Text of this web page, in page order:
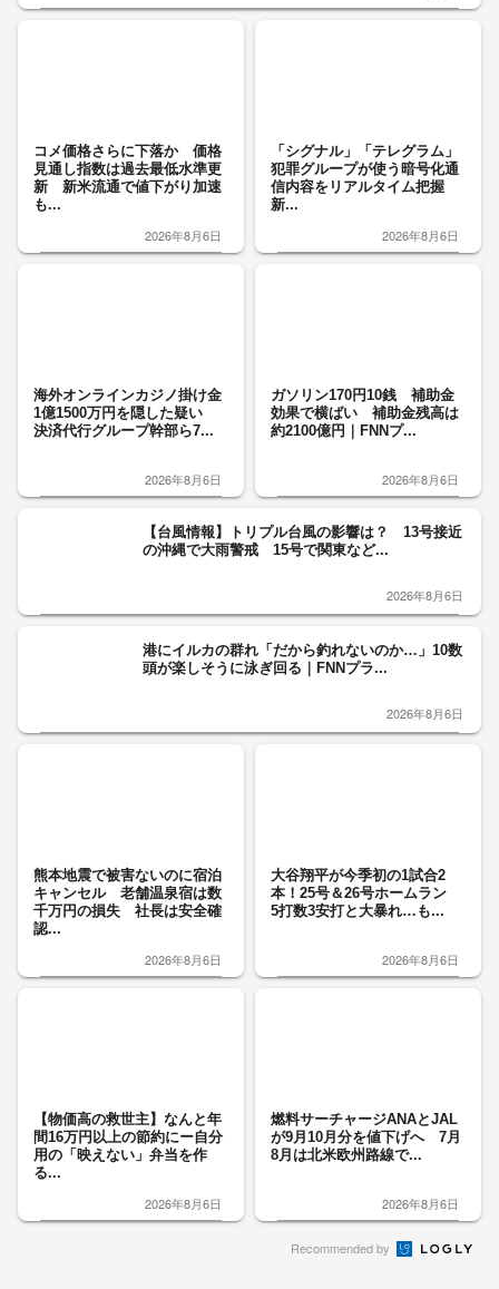
コメ価格さらに下落か 価格
見通し指数は過去最低水準更
新 新米流通で値下がり加速
も...
2026年8月6日
「シグナル」「テレグラム」
犯罪グループが使う暗号化通
信内容をリアルタイム把握
新...
2026年8月6日
海外オンラインカジノ掛け金
1億1500万円を隠した疑い
決済代行グループ幹部ら7...
2026年8月6日
ガソリン170円10銭 補助金
効果で横ばい 補助金残高は
約2100億円｜FNNプ...
2026年8月6日
【台風情報】トリプル台風の影響は？ 13号接近
の沖縄で大雨警戒 15号で関東など...
2026年8月6日
港にイルカの群れ「だから釣れないのか…」10数
頭が楽しそうに泳ぎ回る｜FNNプラ...
2026年8月6日
熊本地震で被害ないのに宿泊
キャンセル 老舗温泉宿は数
千万円の損失 社長は安全確
認...
2026年8月6日
大谷翔平が今季初の1試合2
本！25号＆26号ホームラン
5打数3安打と大暴れ…も...
2026年8月6日
【物価高の救世主】なんと年
間16万円以上の節約にー自分
用の「映えない」弁当を作
る...
2026年8月6日
燃料サーチャージANAとJAL
が9月10月分を値下げへ 7月
8月は北米欧州路線で...
2026年8月6日
Recommended by